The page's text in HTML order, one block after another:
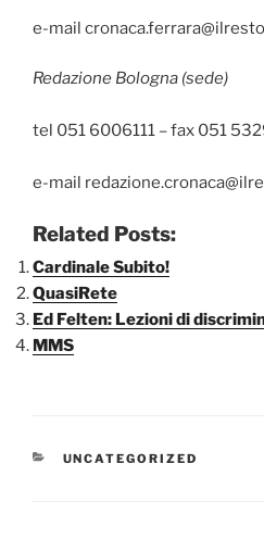
e-mail
Redazione Bologna (sede)
tel 051 6006111 – fax 051
e-mail
Related Posts:
Cardinale Subito!
QuasiRete
Ed Felten: Lezioni di
MMS
CATEGORIE
UNCATEGORIZED